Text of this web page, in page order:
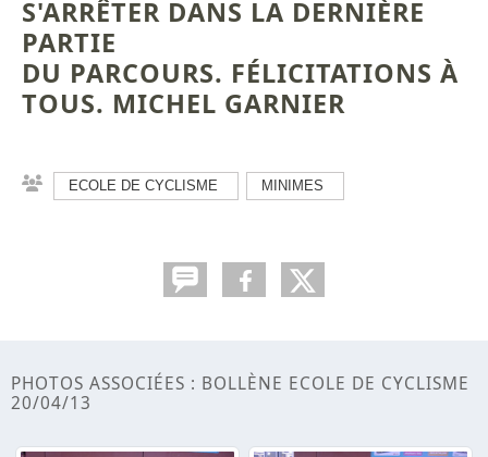
S'ARRÊTER DANS LA DERNIÈRE
PARTIE
DU PARCOURS. FÉLICITATIONS À
TOUS. MICHEL GARNIER
ECOLE DE CYCLISME MINIMES
PHOTOS ASSOCIÉES : BOLLÈNE ECOLE DE CYCLISME
20/04/13